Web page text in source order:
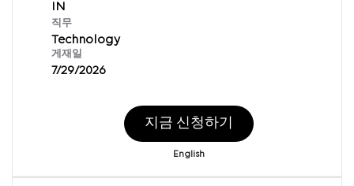
직무
Technology
게재일
7/29/2026
지금 신청하기
English